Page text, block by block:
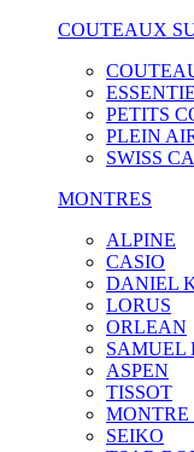
COUTEAUX
PETITS
PLEIN
SWISS
MONTRES
ALPINE
CASIO
DANIEL
LORUS
ORLEAN
SAMUEL
ASPEN
TISSOT
MONTRE
SEIKO